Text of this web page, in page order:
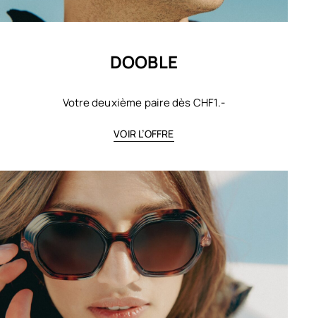
DOOBLE
Votre deuxième paire dès CHF1.-
VOIR L’OFFRE